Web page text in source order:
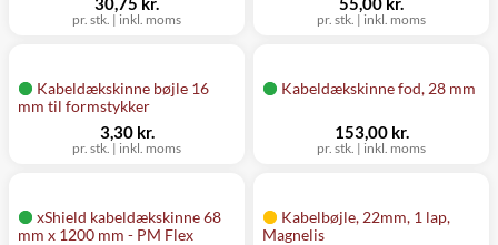
pr. stk. | inkl. moms pr. stk. | inkl. moms
Kabeldækskinne bøjle 16
mm til formstykker
pr. stk. | inkl. moms
3,30 kr.
Kabeldækskinne fod, 28 mm
pr. stk. | inkl. moms
153,00 kr.
xShield kabeldækskinne 68
mm x 1200 mm - PM Flex
Kabelbøjle, 22mm, 1 lap,
Magnelis